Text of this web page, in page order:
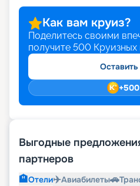
Как вам круиз?
Поделитесь своими
получите 500 Круизных
+500
Выгодные
партнеров
🏨Отели✈️Авиабилеты🚗